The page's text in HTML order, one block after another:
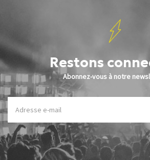
Restons
Abonnez-vous à notre